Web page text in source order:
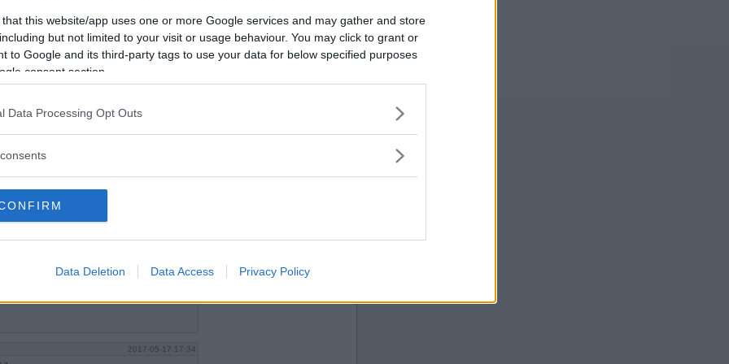
that this website/app uses one or more Google services and may gather and store
but not limited to your visit or usage behaviour. You may click to grant or
to Google and its third-party tags to use your data for below specified purposes
consent section.
Data Processing Opt Outs
Data Deletion Data Access Privacy Policy
2017-05-17 11:51
2017-05-17 17:34
Vill du bli
medlem?